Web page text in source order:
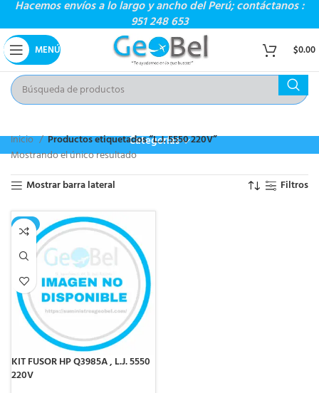
Hacemos envíos a lo largo y ancho del Perú; contáctanos :
951 248 653
MENÚ $0.00
Categorías
Inicio
Productos etiquetados “L.J. 5550 220V”
Mostrando el único resultado
Mostrar barra lateral
Filtros
-2%
KIT FUSOR HP Q3985A , L.J. 5550
220V